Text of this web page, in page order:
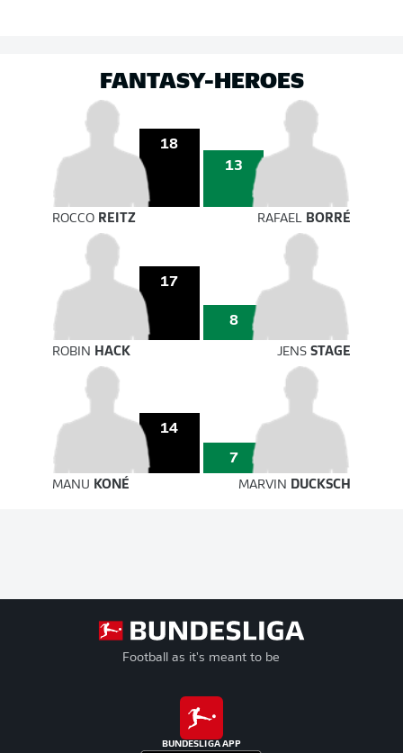
FANTASY-HEROES
18
13
ROCCO REITZ RAFAEL BORRÉ
17
8
ROBIN HACK JENSSTAGE
14
7
MANU KONÉ MARVIN DUCKSCH
Football as it's meant to be
BUNDESLIGA APP